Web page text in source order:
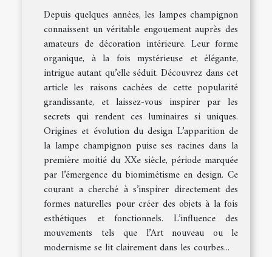
Depuis quelques années, les lampes champignon
connaissent un véritable engouement auprès des
amateurs de décoration intérieure. Leur forme
organique, à la fois mystérieuse et élégante,
intrigue autant qu’elle séduit. Découvrez dans cet
article les raisons cachées de cette popularité
grandissante, et laissez-vous inspirer par les
secrets qui rendent ces luminaires si uniques.
Origines et évolution du design L’apparition de
la lampe champignon puise ses racines dans la
première moitié du XXe siècle, période marquée
par l’émergence du biomimétisme en design. Ce
courant a cherché à s’inspirer directement des
formes naturelles pour créer des objets à la fois
esthétiques et fonctionnels. L’influence des
mouvements tels que l’Art nouveau ou le
modernisme se lit clairement dans les courbes...